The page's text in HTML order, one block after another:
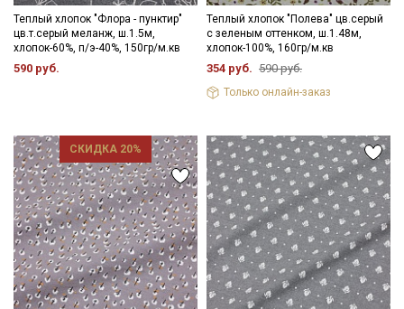
Теплый хлопок "Флора - пунктир"
цв.т.серый меланж, ш.1.5м,
хлопок-60%, п/э-40%, 150гр/м.кв
590 руб.
Теплый хлопок "Полева" цв.серый
с зеленым оттенком, ш.1.48м,
хлопок-100%, 160гр/м.кв
354 руб. 590 руб.
Только онлайн-заказ
СКИДКА 20%